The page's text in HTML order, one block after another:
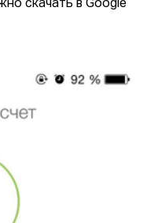
скачать в Google